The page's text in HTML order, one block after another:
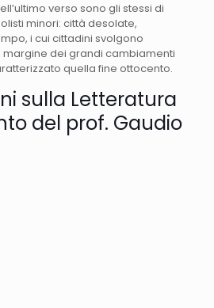
verso sono gli stessi di
minori: città desolate,
i cui cittadini svolgono
margine dei grandi cambiamenti
quella fine ottocento.
sulla Letteratura
del prof. Gaudio